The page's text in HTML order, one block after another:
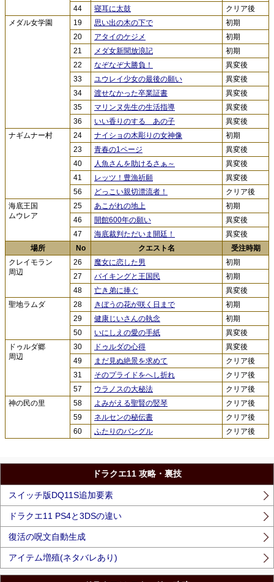
44 寝耳に太鼓
クリア後
メダル女学園
19 思い出の木の下で
初期
20
アタイのケジメ
初期
21
メダ女新聞放浪記
初期
22
なぞなぞ大勝負！
異変後
33
ユウレイ少女の最後の願い
異変後
34
渡せなかった卒業証書
異変後
35
マリンヌ先生の生活指導
異変後
36
いい香りのする あの子
異変後
ナギムナー村
24 ナイショの木彫りの女神像
初期
23
青春の1ページ
異変後
40
人魚さんを助けるさぁ～
異変後
41
レッツ！豊漁祈願
異変後
56
どっこい親切漂流者！
クリア後
海底王国
ムウレア
25 あこがれの地上
初期
46
開館600年の願い
異変後
47
海底裁判ただいま開廷！
異変後
場所
No クエスト名
受注時期
クレイモラン
周辺
26 魔女に恋した男
初期
27
バイキングと王国民
初期
48
亡き弟に捧ぐ
異変後
聖地ラムダ
28 きぼうの花が咲く日まで
初期
29
健康じいさんの執念
初期
50
いにしえの愛の手紙
異変後
ドゥルダ郷
周辺
30 ドゥルダの心得
異変後
49
まだ見ぬ絶景を求めて
クリア後
31
そのプライドをへし折れ
クリア後
57
ウラノスの大秘法
クリア後
神の民の里
58 よみがえる聖賢の竪琴
クリア後
59
ネルセンの秘伝書
クリア後
60
ふたりのバングル クリア後
ドラクエ11 攻略・裏技
スイッチ版DQ11S追加要素
ドラクエ11 PS4と3DSの違い
復活の呪文自動生成
アイテム増殖(ネタバレあり)